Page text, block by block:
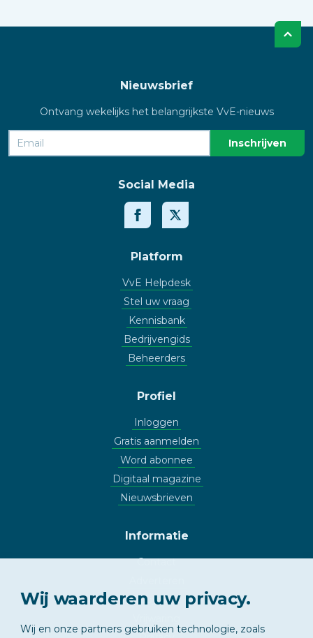
Nieuwsbrief
Ontvang wekelijks het belangrijkste VvE-nieuws
Social Media
Platform
VvE Helpdesk
Stel uw vraag
Kennisbank
Bedrijvengids
Beheerders
Profiel
Inloggen
Gratis aanmelden
Word abonnee
Digitaal magazine
Nieuwsbrieven
Informatie
Contact
Copyright
Wij waarderen uw privacy.
Wij en onze partners gebruiken technologie, zoals